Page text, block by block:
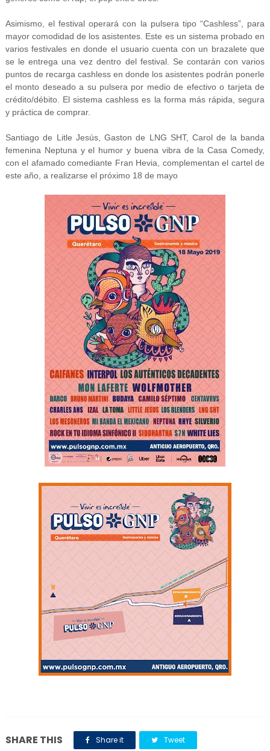
Asimismo, el festival operará con la pulsera tipo “Cashless”, para
mayor comodidad de los asistentes. Este es un sistema probado en
varios festivales en donde el usuario cuenta con un brazalete que
se le entrega una vez dentro del festival. Se contarán con varios
puntos de recarga cashless en donde los asistentes podrán ponerle
el monto deseado a su pulsera por medio de efectivo o tarjeta de
crédito/débito. El sistema cashless es la forma más rápida, segura
y práctica de comprar.
Santiago de Litle Jesús, Gaston de LNG SHT, Carol de la banda
femenina Neptuna y el humor y buena vibra de la Casa Comedy,
con el afamado comediante Fran Hevia, complementan el cartel de
este año, a realizarse el próximo 18 de mayo
SHARE THIS Share it Tweet